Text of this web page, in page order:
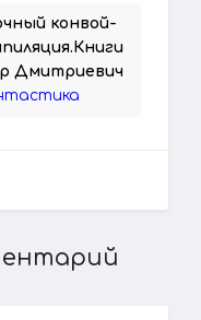
конвой-
Дмитриевич